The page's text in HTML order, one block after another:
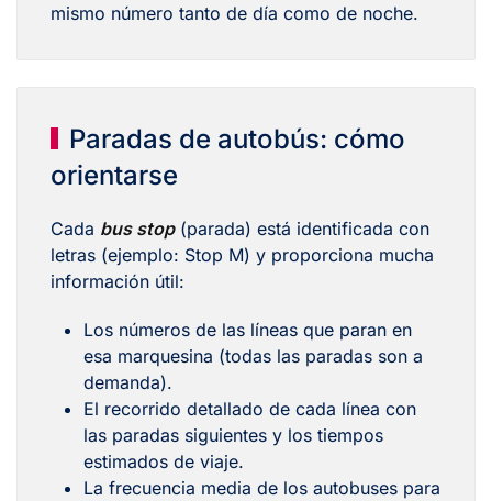
mismo número tanto de día como de noche.
Paradas de autobús: cómo
orientarse
Cada bus stop(parada) está identificada con
letras (ejemplo: Stop M) y proporciona mucha
información útil:
Los números de las líneas que paran en
esa marquesina (todas las paradas son a
demanda).
El recorrido detallado de cada línea con
las paradas siguientes y los tiempos
estimados de viaje.
La frecuencia media de los autobuses para